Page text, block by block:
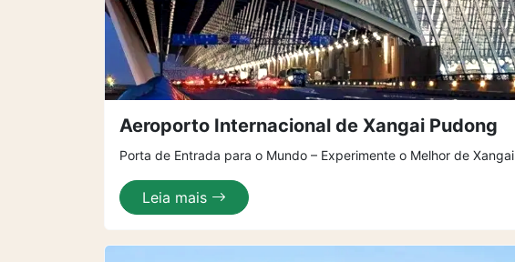
Aeroporto Internacional de Xangai Pudong
Porta de Entrada para o Mundo – Experimente o Melhor de Xangai
Leia mais